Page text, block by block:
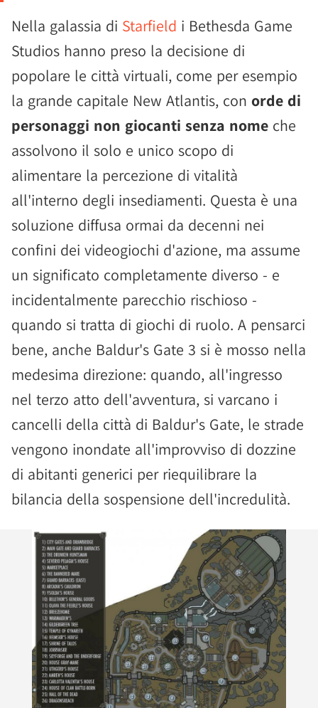
Nella galassia di Starfield i Bethesda Game
Studios hanno preso la decisione di
popolare le città virtuali, come per esempio
la grande capitale New Atlantis, con orde di
personaggi non giocanti senza nome che
assolvono il solo e unico scopo di
alimentare la percezione di vitalità
all'interno degli insediamenti. Questa è una
soluzione diffusa ormai da decenni nei
confini dei videogiochi d'azione, ma assume
un significato completamente diverso - e
incidentalmente parecchio rischioso -
quando si tratta di giochi di ruolo. A pensarci
bene, anche Baldur's Gate 3 si è mosso nella
medesima direzione: quando, all'ingresso
nel terzo atto dell'avventura, si varcano i
cancelli della città di Baldur's Gate, le strade
vengono inondate all'improvviso di dozzine
di abitanti generici per riequilibrare la
bilancia della sospensione dell'incredulità.